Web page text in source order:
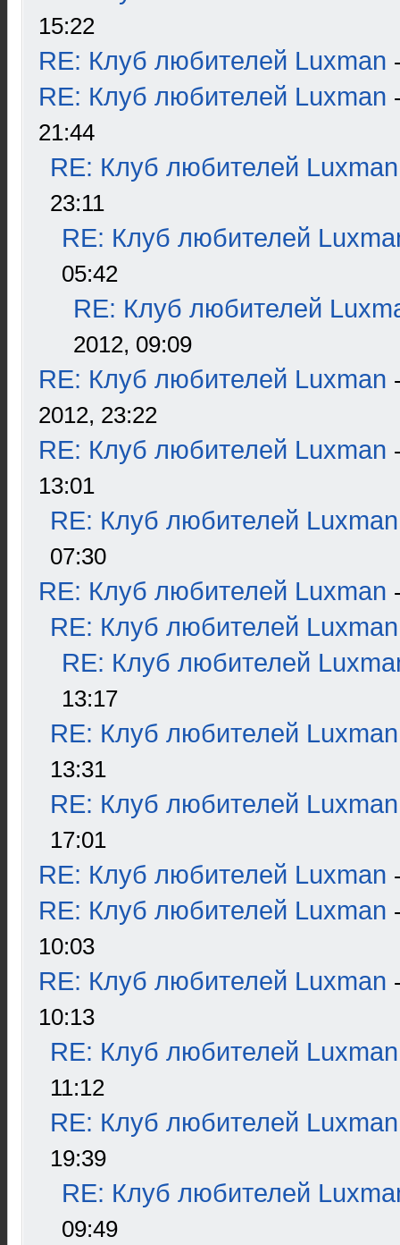
15:22
RE: Клуб любителей Luxman
RE: Клуб любителей Luxman
21:44
RE: Клуб любителей Luxman
23:11
RE: Клуб любителей
05:42
RE: Клуб любителей
2012, 09:09
RE: Клуб любителей Luxman
2012, 23:22
RE: Клуб любителей Luxman
13:01
RE: Клуб любителей Luxman
07:30
RE: Клуб любителей Luxman
RE: Клуб любителей Luxman
RE: Клуб любителей
13:17
RE: Клуб любителей Luxman
13:31
RE: Клуб любителей Luxman
17:01
RE: Клуб любителей Luxman
RE: Клуб любителей Luxman
10:03
RE: Клуб любителей Luxman
10:13
RE: Клуб любителей Luxman
11:12
RE: Клуб любителей Luxman
19:39
RE: Клуб любителей
09:49